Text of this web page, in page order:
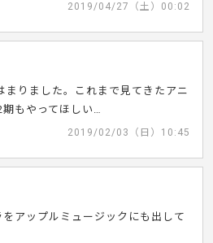
2019/04/27（土）00:02
まりました。これまで見てきたアニ
もやってほしい…
2019/02/03（日）10:45
をアップルミュージックにも出して